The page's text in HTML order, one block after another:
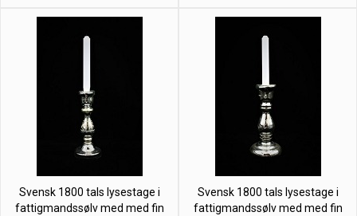
Svensk 1800 tals lysestage i
fattigmandssølv med med fin
Svensk 1800 tals lysestage i
fattigmandssølv med med fin